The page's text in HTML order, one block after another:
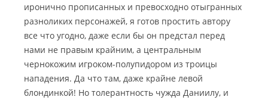
иронично прописанных и превосходно отыгранных
разноликих персонажей, я готов простить автору
все что угодно, даже если бы он предстал перед
нами не правым крайним, а центральным
чернокожим игроком-полупидором из троицы
нападения. Да что там, даже крайне левой
блондинкой! Но толерантность чужда Даниилу, и